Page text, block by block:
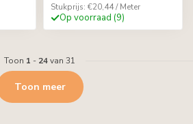
Stukprijs: €20,44 / Meter
Op voorraad (9)
Toon 1 - 24van 31
Toon meer